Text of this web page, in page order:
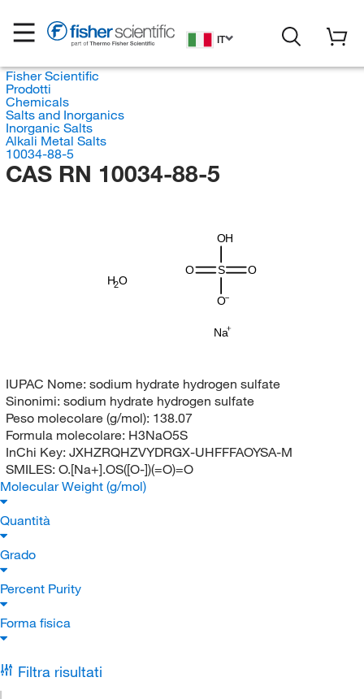
IT
Fisher Scientific
Prodotti
Chemicals
Salts and Inorganics
Inorganic Salts
Alkali Metal Salts
10034-88-5
CAS RN 10034-88-5
H2O
Na
OH
S
O
O
O
IUPAC Nome: sodium hydrate hydrogen sulfate
Sinonimi: sodium hydrate hydrogen sulfate
Peso molecolare (g/mol): 138.07
Formula molecolare: H3NaO5S
InChi Key: JXHZRQHZVYDRGX-UHFFFAOYSA-M
SMILES: O.[Na+].OS([O-])(=O)=O
Molecular Weight (g/mol)
Quantità
Grado
Percent Purity
Forma fisica
Filtra risultati